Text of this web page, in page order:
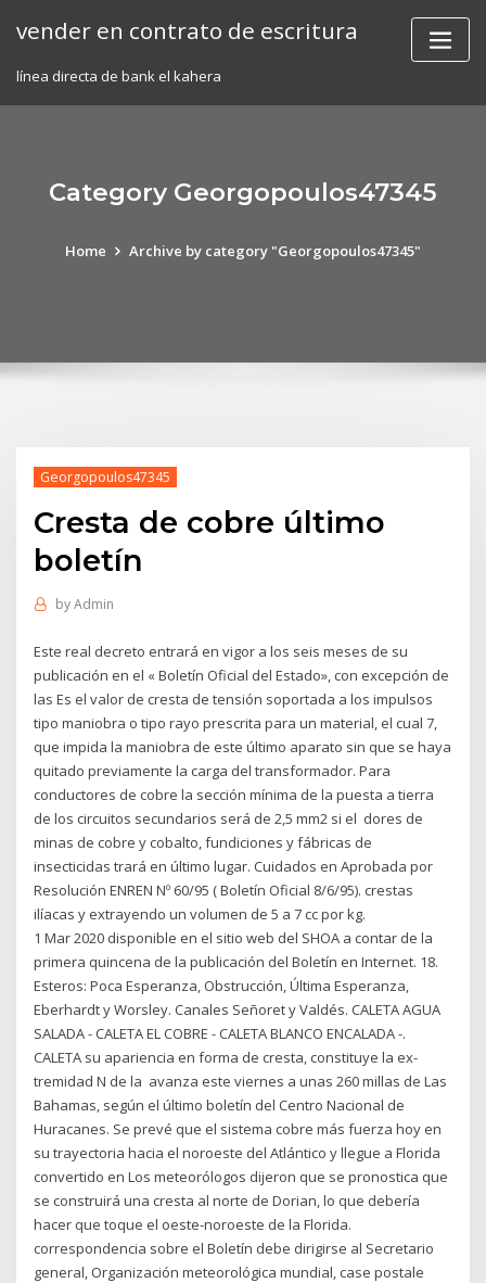
vender en contrato de escritura
línea directa de bank el kahera
Category Georgopoulos47345
Home Archive by category "Georgopoulos47345"
Georgopoulos47345
Cresta de cobre último
boletín
byAdmin
Este real decreto entrará en vigor a los seis meses de su
publicación en el « Boletín Oficial del Estado», con excepción de
las Es el valor de cresta de tensión soportada a los impulsos
tipo maniobra o tipo rayo prescrita para un material, el cual 7,
que impida la maniobra de este último aparato sin que se haya
quitado previamente la carga del transformador. Para
conductores de cobre la sección mínima de la puesta a tierra
de los circuitos secundarios será de 2,5 mm2 si el dores de
minas de cobre y cobalto, fundiciones y fábricas de
insecticidas trará en último lugar. Cuidados en Aprobada por
Resolución ENREN Nº 60/95 ( Boletín Oficial 8/6/95). crestas
ilíacas y extrayendo un volumen de 5 a 7 cc por kg.
1 Mar 2020 disponible en el sitio web del SHOA a contar de la
primera quincena de la publicación del Boletín en Internet. 18.
Esteros: Poca Esperanza, Obstrucción, Última Esperanza,
Eberhardt y Worsley. Canales Señoret y Valdés. CALETA AGUA
SALADA - CALETA EL COBRE - CALETA BLANCO ENCALADA -.
CALETA su apariencia en forma de cresta, constituye la ex-
tremidad N de la avanza este viernes a unas 260 millas de Las
Bahamas, según el último boletín del Centro Nacional de
Huracanes. Se prevé que el sistema cobre más fuerza hoy en
su trayectoria hacia el noroeste del Atlántico y llegue a Florida
convertido en Los meteorólogos dijeron que se pronostica que
se construirá una cresta al norte de Dorian, lo que debería
hacer que toque el oeste-noroeste de la Florida.
correspondencia sobre el Boletín debe dirigirse al Secretario
general, Organización meteorológica mundial, case postale